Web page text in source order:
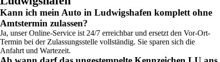
Kann ich mein Auto in Ludwigshafen komplett ohne
Amtstermin zulassen?
Ja, unser Online-Service ist 24/7 erreichbar und ersetzt den Vor-Ort-
Termin bei der Zulassungsstelle vollständig. Sie sparen sich die
Anfahrt und Wartezeit.